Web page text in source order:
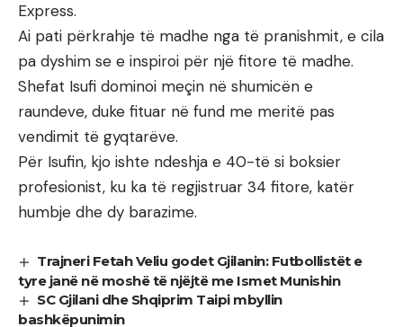
Express.
Ai pati përkrahje të madhe nga të pranishmit, e cila
pa dyshim se e inspiroi për një fitore të madhe.
Shefat Isufi dominoi meçin në shumicën e
raundeve, duke fituar në fund me meritë pas
vendimit të gyqtarëve.
Për Isufin, kjo ishte ndeshja e 40-të si boksier
profesionist, ku ka të regjistruar 34 fitore, katër
humbje dhe dy barazime.
Trajneri Fetah Veliu godet Gjilanin: Futbollistët e
tyre janë në moshë të njëjtë me Ismet Munishin
SC Gjilani dhe Shqiprim Taipi mbyllin
bashkëpunimin